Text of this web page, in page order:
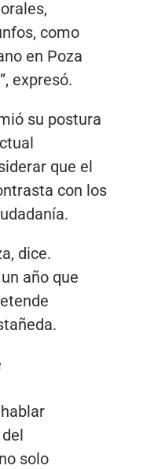
como
en Poza
expresó.
su postura
que el
con los
dice.
año que
solo